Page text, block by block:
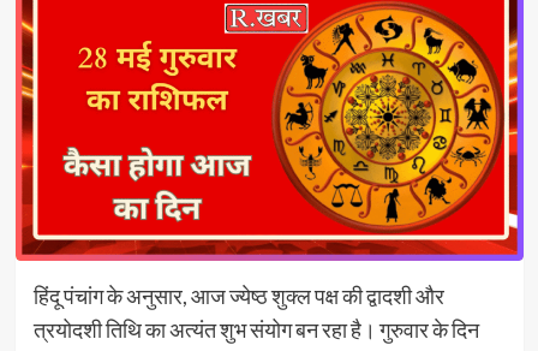
हिंदू पंचांग के अनुसार, आज ज्येष्ठ शुक्ल पक्ष की द्वादशी और
त्रयोदशी तिथि का अत्यंत शुभ संयोग बन रहा है। गुरुवार के दिन